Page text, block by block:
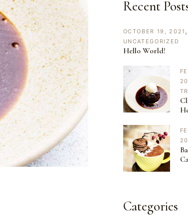
Recent
OCTOBER 19, 2021
UNCATEGORIZED
Hello World!
Categories